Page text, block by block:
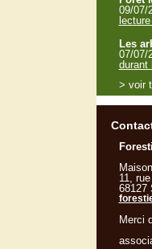
09/07/
Les
07/07/
durant
> voir
11,
68127
Merci